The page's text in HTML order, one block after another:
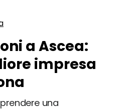
a Ascea:
impresa
una